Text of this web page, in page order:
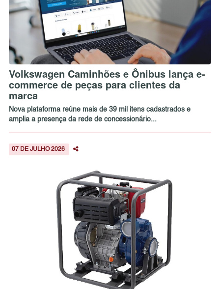
Volkswagen Caminhões e Ônibus lança e-
commerce de peças para clientes da
marca
Nova plataforma reúne mais de 39 mil itens cadastrados e
amplia a presença da rede de concessionário...
07 DE JULHO 2026